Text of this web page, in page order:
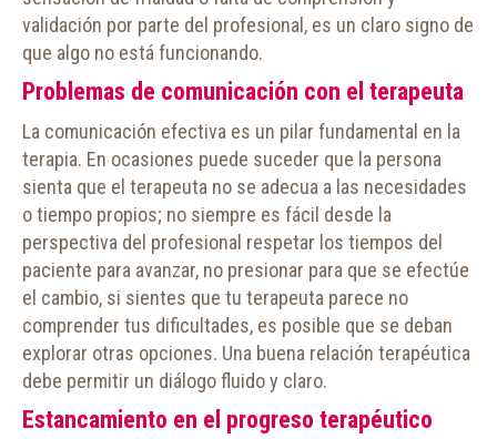
validación por parte del profesional, es un claro signo de
que algo no está funcionando.
Problemas de comunicación con el terapeuta
La comunicación efectiva es un pilar fundamental en la
terapia. En ocasiones puede suceder que la persona
sienta que el terapeuta no se adecua a las necesidades
o tiempo propios; no siempre es fácil desde la
perspectiva del profesional respetar los tiempos del
paciente para avanzar, no presionar para que se efectúe
el cambio, si sientes que tu terapeuta parece no
comprender tus dificultades, es posible que se deban
explorar otras opciones. Una buena relación terapéutica
debe permitir un diálogo fluido y claro.
Estancamiento en el progreso terapéutico